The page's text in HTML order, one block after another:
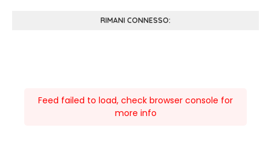
RIMANI CONNESSO:
Feed failed to load, check browser console for
more info